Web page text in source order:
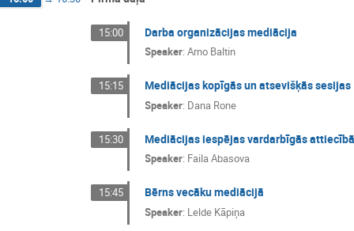
15:00 Darba organizācijas mediācija
Speaker:Arno Baltin
15:15 Mediācijas kopīgās un atsevišķās sesijas
Speaker: Dana Rone
15:30 Mediācijas iespējas vardarbīgās
Speaker: Faila Abasova
15:45 Bērns vecāku mediācijā
Speaker: Lelde Kāpiņa